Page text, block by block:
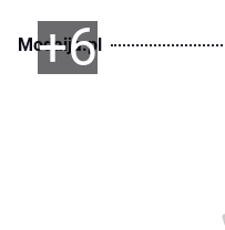
+6
Modaija.pl